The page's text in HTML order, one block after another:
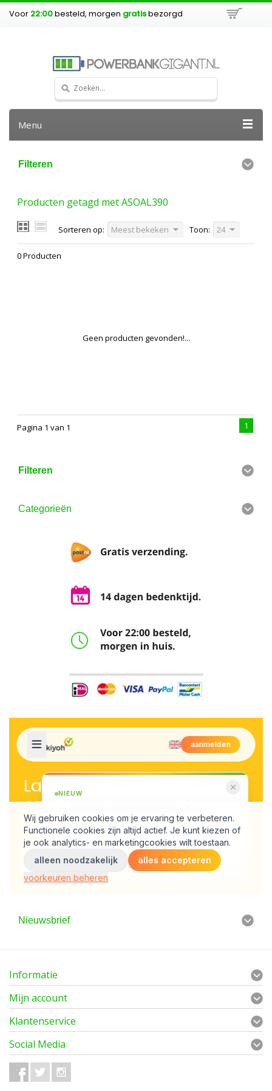
Voor 22:00besteld, morgen gratisbezorgd
Menu
Filteren
Producten getagd met ASOAL390
Sorteren op: Meest bekeken Toon: 24
0 Producten
Geen producten gevonden!...
Pagina 1 van 1 1
Filteren
Categorieën
Nieuwsbrief
Informatie
Mijn account
Klantenservice
Social Media